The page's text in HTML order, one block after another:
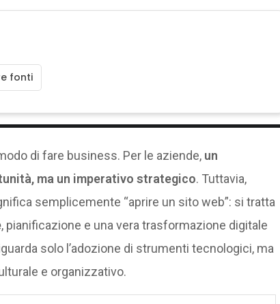
fonti
di fare business. Per le aziende, un
ma un imperativo strategico. Tuttavia,
semplicemente “aprire un sito web”: si tratta
, pianificazione e una vera trasformazione digitale
solo l’adozione di strumenti tecnologici, ma
e organizzativo.